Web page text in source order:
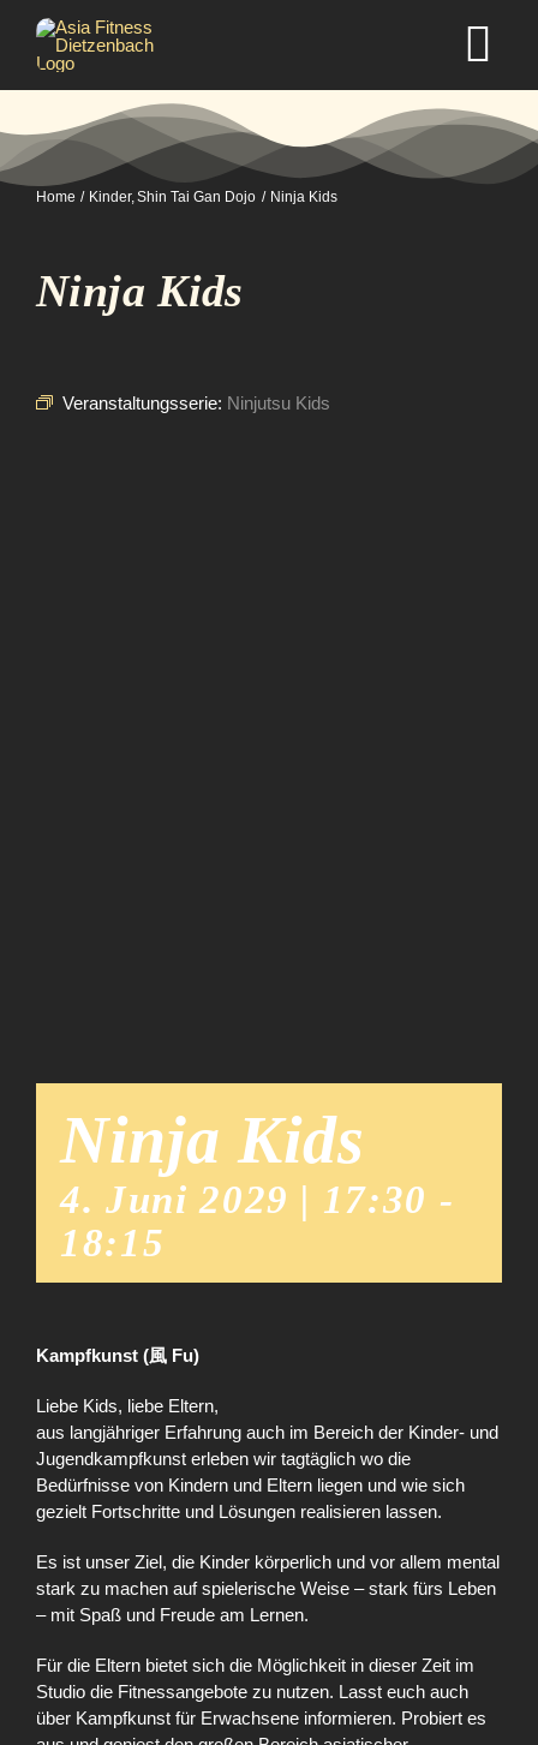
Inhalt
springen
Selbstverteidigung
Home Kinder Shin Tai Gan Dojo Ninja Kids
Ninja Kids
Veranstaltungsserie: Ninjutsu Kids
Ninja Kids
4. Juni 2029 | 17:30 -
18:15
Kampfkunst (風 Fu)
Liebe Kids, liebe Eltern,
aus langjähriger Erfahrung auch im Bereich der Kinder- und
Jugendkampfkunst erleben wir tagtäglich wo die
Bedürfnisse von Kindern und Eltern liegen und wie sich
gezielt Fortschritte und Lösungen realisieren lassen.
Es ist unser Ziel, die Kinder körperlich und vor allem mental
stark zu machen auf spielerische Weise – stark fürs Leben
– mit Spaß und Freude am Lernen.
Für die Eltern bietet sich die Möglichkeit in dieser Zeit im
Studio die Fitnessangebote zu nutzen. Lasst euch auch
über Kampfkunst für Erwachsene informieren. Probiert es